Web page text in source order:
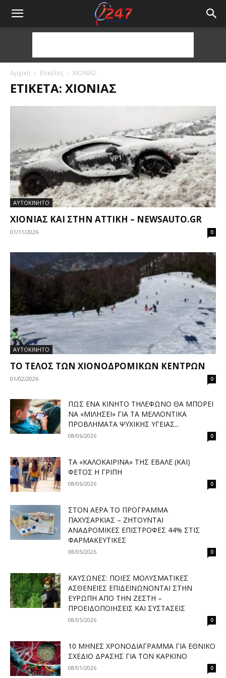
Αρχική Ετικέτες ΧΙΟΝΙΑΣ
ΕΤΙΚΈΤΑ: ΧΙΟΝΙΑΣ
ΑΥΤΟΚΙΝΗΤΟ
ΧΙΟΝΙΆΣ ΚΑΙ ΣΤΗΝ ΑΤΤΙΚΉ – NEWSAUTO.GR
01/11/2026 0
ΑΥΤΟΚΙΝΗΤΟ
ΤΟ ΤΈΛΟΣ ΤΩΝ ΧΙΟΝΟΔΡΟΜΙΚΏΝ ΚΈΝΤΡΩΝ
01/02/2026 0
ΠΏΣ ΈΝΑ ΚΙΝΗΤΌ ΤΗΛΈΦΩΝΟ ΘΑ ΜΠΟΡΕΊ
ΝΑ «ΜΙΛΉΣΕΙ» ΓΙΑ ΤΑ ΜΕΛΛΟΝΤΙΚΆ
ΠΡΟΒΛΉΜΑΤΑ ΨΥΧΙΚΉΣ ΥΓΕΊΑΣ...
08/06/2026 0
ΤΑ «ΚΑΛΟΚΑΙΡΙΝΆ» ΤΗΣ ΈΒΑΛΕ (ΚΑΙ)
ΦΈΤΟΣ Η ΓΡΊΠΗ
08/06/2026 0
ΣΤΟΝ ΑΈΡΑ ΤΟ ΠΡΌΓΡΑΜΜΑ
ΠΑΧΥΣΑΡΚΊΑΣ – ΖΗΤΟΎΝΤΑΙ
ΑΝΑΔΡΟΜΙΚΈΣ ΕΠΙΣΤΡΟΦΈΣ 44% ΣΤΙΣ
ΦΑΡΜΑΚΕΥΤΙΚΈΣ
08/05/2026 0
ΚΑΎΣΩΝΕΣ: ΠΟΙΕΣ ΜΟΛΥΣΜΑΤΙΚΈΣ
ΑΣΘΈΝΕΙΕΣ ΕΠΙΔΕΙΝΏΝΟΝΤΑΙ ΣΤΗΝ
ΕΥΡΏΠΗ ΑΠΌ ΤΗΝ ΖΈΣΤΗ –
ΠΡΟΕΙΔΟΠΟΙΉΣΕΙΣ ΚΑΙ ΣΥΣΤΆΣΕΙΣ
08/05/2026 0
10 ΜΉΝΕΣ ΧΡΟΝΟΔΙΆΓΡΑΜΜΑ ΓΙΑ ΕΘΝΙΚΌ
ΣΧΈΔΙΟ ΔΡΆΣΗΣ ΓΙΑ ΤΟΝ ΚΑΡΚΊΝΟ
08/01/2026 0